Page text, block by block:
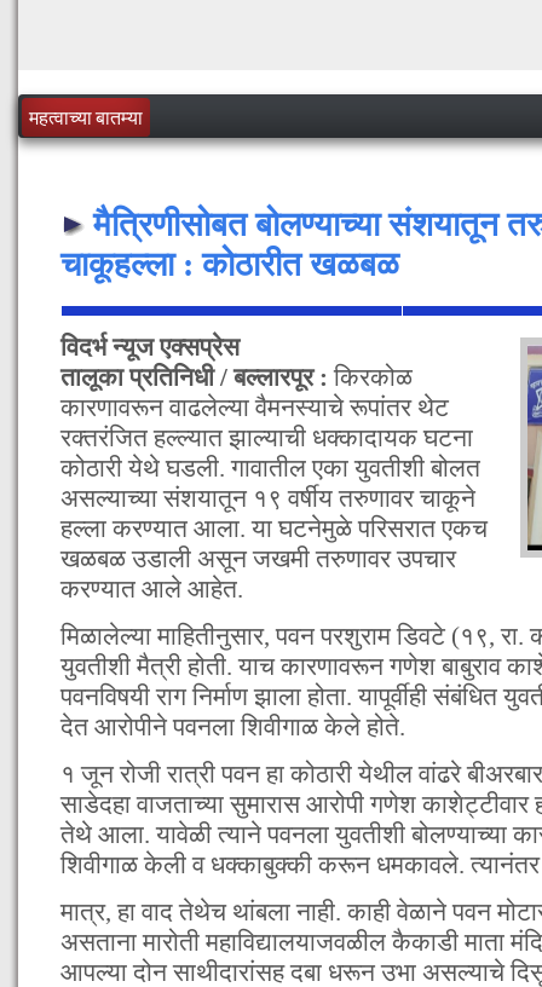
महत्वाच्या बातम्या
मैत्रिणीसोबत बोलण्याच्या संशयातून
चाकूहल्ला : कोठारीत खळबळ
विदर्भ न्यूज एक्सप्रेस
तालूका प्रतिनिधी / बल्लारपूर :किरकोळ
कारणावरून वाढलेल्या वैमनस्याचे रूपांतर थेट
रक्तरंजित हल्ल्यात झाल्याची धक्कादायक घटना
कोठारी येथे घडली. गावातील एका युवतीशी बोलत
असल्याच्या संशयातून १९ वर्षीय तरुणावर चाकूने
हल्ला करण्यात आला. या घटनेमुळे परिसरात एकच
खळबळ उडाली असून जखमी तरुणावर उपचार
करण्यात आले आहेत.
मिळालेल्या माहितीनुसार, पवन परशुराम डिवटे (१९, रा.
युवतीशी मैत्री होती. याच कारणावरून गणेश बाबुराव
पवनविषयी राग निर्माण झाला होता. यापूर्वीही संबंधित
देत आरोपीने पवनला शिवीगाळ केले होते.
१ जून रोजी रात्री पवन हा कोठारी येथील वांढरे
साडेदहा वाजताच्या सुमारास आरोपी गणेश काशेट्टीवार
तेथे आला. यावेळी त्याने पवनला युवतीशी बोलण्याच्या
शिवीगाळ केली व धक्काबुक्की करून धमकावले.
मात्र, हा वाद तेथेच थांबला नाही. काही वेळाने पवन
असताना मारोती महाविद्यालयाजवळील कैकाडी माता
आपल्या दोन साथीदारांसह दबा धरून उभा असल्याचे